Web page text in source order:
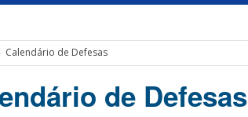
Calendário de Defesas
de Defesas